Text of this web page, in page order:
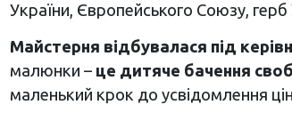
України, Європейського Союзу,
Майстерня відбувалася під
малюнки – це дитяче бачення
маленький крок до усвідомлення